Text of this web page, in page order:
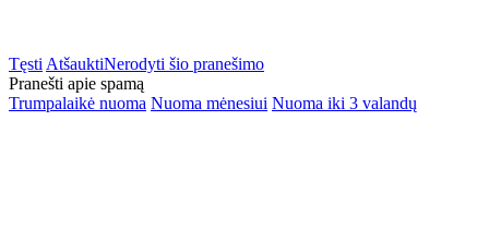
Tęsti AtšauktiNerodyti šio pranešimo
Pranešti apie spamą
Trumpalaikė nuoma Nuoma mėnesiui Nuoma iki 3 valandų